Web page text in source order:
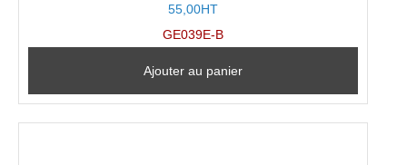
55,00HT
GE039E-B
Ajouter au panier